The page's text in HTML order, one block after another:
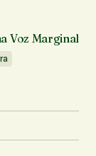
Voz Marginal